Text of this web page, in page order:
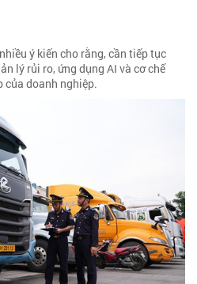
ý kiến cho rằng, cần tiếp tục
lý rủi ro, ứng dụng AI và cơ chế
của doanh nghiệp.